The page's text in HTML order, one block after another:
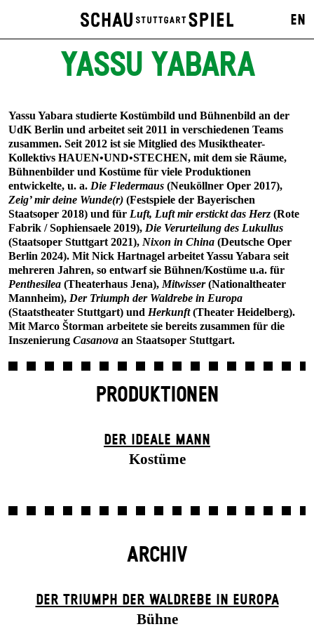
EN
YASSU YABARA
Yassu Yabara studierte Kostümbild und Bühnenbild an der
UdK Berlin und arbeitet seit 2011 in verschiedenen Teams
zusammen. Seit 2012 ist sie Mitglied des Musiktheater-
Kollektivs HAUEN•UND•STECHEN, mit dem sie Räume,
Bühnenbilder und Kostüme für viele Produktionen
entwickelte, u. a. Die Fledermaus (Neuköllner Oper 2017),
Zeig’ mir deine Wunde(r) (Festspiele der Bayerischen
Staatsoper 2018) und für Luft, Luft mir erstickt das Herz (Rote
Fabrik / Sophiensaele 2019), Die Verurteilung des Lukullus
(Staatsoper Stuttgart 2021), Nixon in China (Deutsche Oper
Berlin 2024). Mit Nick Hartnagel arbeitet Yassu Yabara seit
mehreren Jahren, so entwarf sie Bühnen/Kostüme u.a. für
Penthesilea (Theaterhaus Jena), Mitwisser(Nationaltheater
Mannheim), Der Triumph der Waldrebe in Europa
(Staatstheater Stuttgart) und Herkunft(Theater Heidelberg).
Mit Marco Štorman arbeitete sie bereits zusammen für die
Inszenierung Casanova an Staatsoper Stuttgart.
PRODUKTIONEN
DER IDEALE MANN
Kostüme
ARCHIV
DER TRIUMPH DER WALDREBE IN EUROPA
Bühne